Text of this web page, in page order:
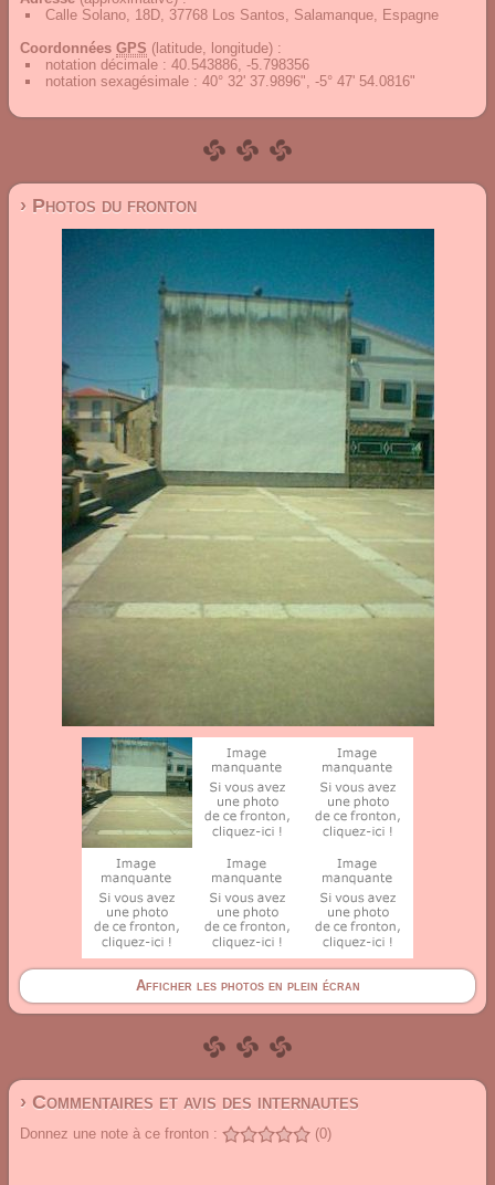
Calle Solano, 18D, 37768 Los Santos, Salamanque, Espagne
Coordonnées GPS (latitude, longitude) :
notation décimale : 40.543886, -5.798356
notation sexagésimale : 40° 32' 37.9896", -5° 47' 54.0816"
› Photos du fronton
Afficher les photos en plein écran
› Commentaires et avis des internautes
Donnez une note à ce fronton : (0)